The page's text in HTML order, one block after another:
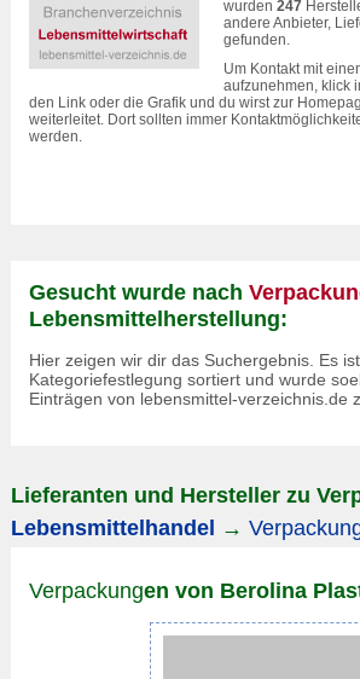
wurden 247
andere Anbieter,
gefunden.
Um Kontakt mit
aufzunehmen, klick
den Link oder die Grafik und du wirst zur
weiterleitet. Dort sollten immer
werden.
Gesucht wurde nach
Lebensmittelherstellung:
Hier zeigen wir dir das Suchergebnis. Es
Kategoriefestlegung sortiert und wurde
Einträgen von lebensmittel-verzeichnis.de
Lieferanten und Hersteller zu
Lebensmittelhandel →
Verpackungen von Berolina